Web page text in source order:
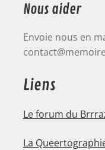
Nous aider
Envoie nous en
Liens
Le forum du
La